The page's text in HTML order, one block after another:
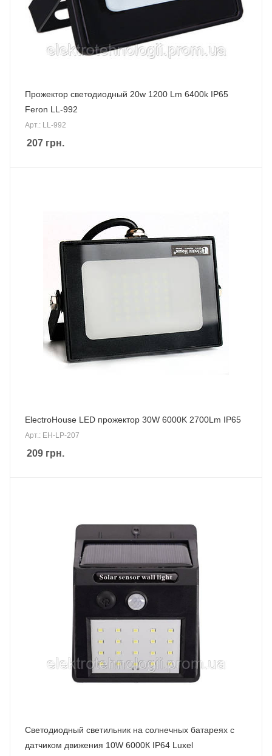
Прожектор светодиодный 20w 1200 Lm 6400k IP65
Feron LL-992
Арт.: LL-992
207 грн.
ElectroHouse LED прожектор 30W 6000K 2700Lm IP65
Арт.: EH-LP-207
209 грн.
Светодиодный светильник на солнечных батареях с
датчиком движения 10W 6000К IP64 Luxel